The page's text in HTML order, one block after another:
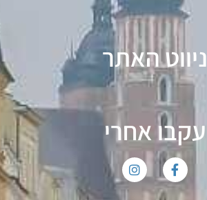
ניווט האתר
עקבו אחרי